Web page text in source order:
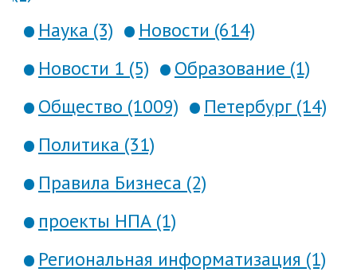
Наука (3)
Новости (614)
Новости 1 (5)
Образование (1)
Общество (1009)
Петербург (14)
Политика (31)
Правила Бизнеса (2)
проекты НПА (1)
Региональная информатизация (1)